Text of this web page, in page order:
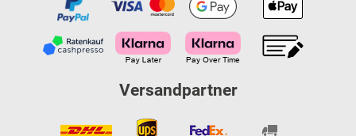
Versandpartner